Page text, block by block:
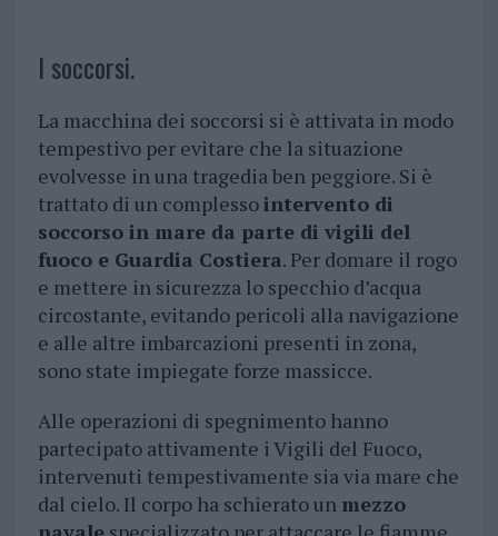
I soccorsi.
La macchina dei soccorsi si è attivata in modo
tempestivo per evitare che la situazione
evolvesse in una tragedia ben peggiore. Si è
trattato di un complessointervento di
soccorso in mare da parte di vigili del
fuoco e Guardia Costiera. Per domare il rogo
e mettere in sicurezza lo specchio d’acqua
circostante, evitando pericoli alla navigazione
e alle altre imbarcazioni presenti in zona,
sono state impiegate forze massicce.
Alle operazioni di spegnimento hanno
partecipato attivamente i Vigili del Fuoco,
intervenuti tempestivamente sia via mare che
dal cielo. Il corpo ha schierato un mezzo